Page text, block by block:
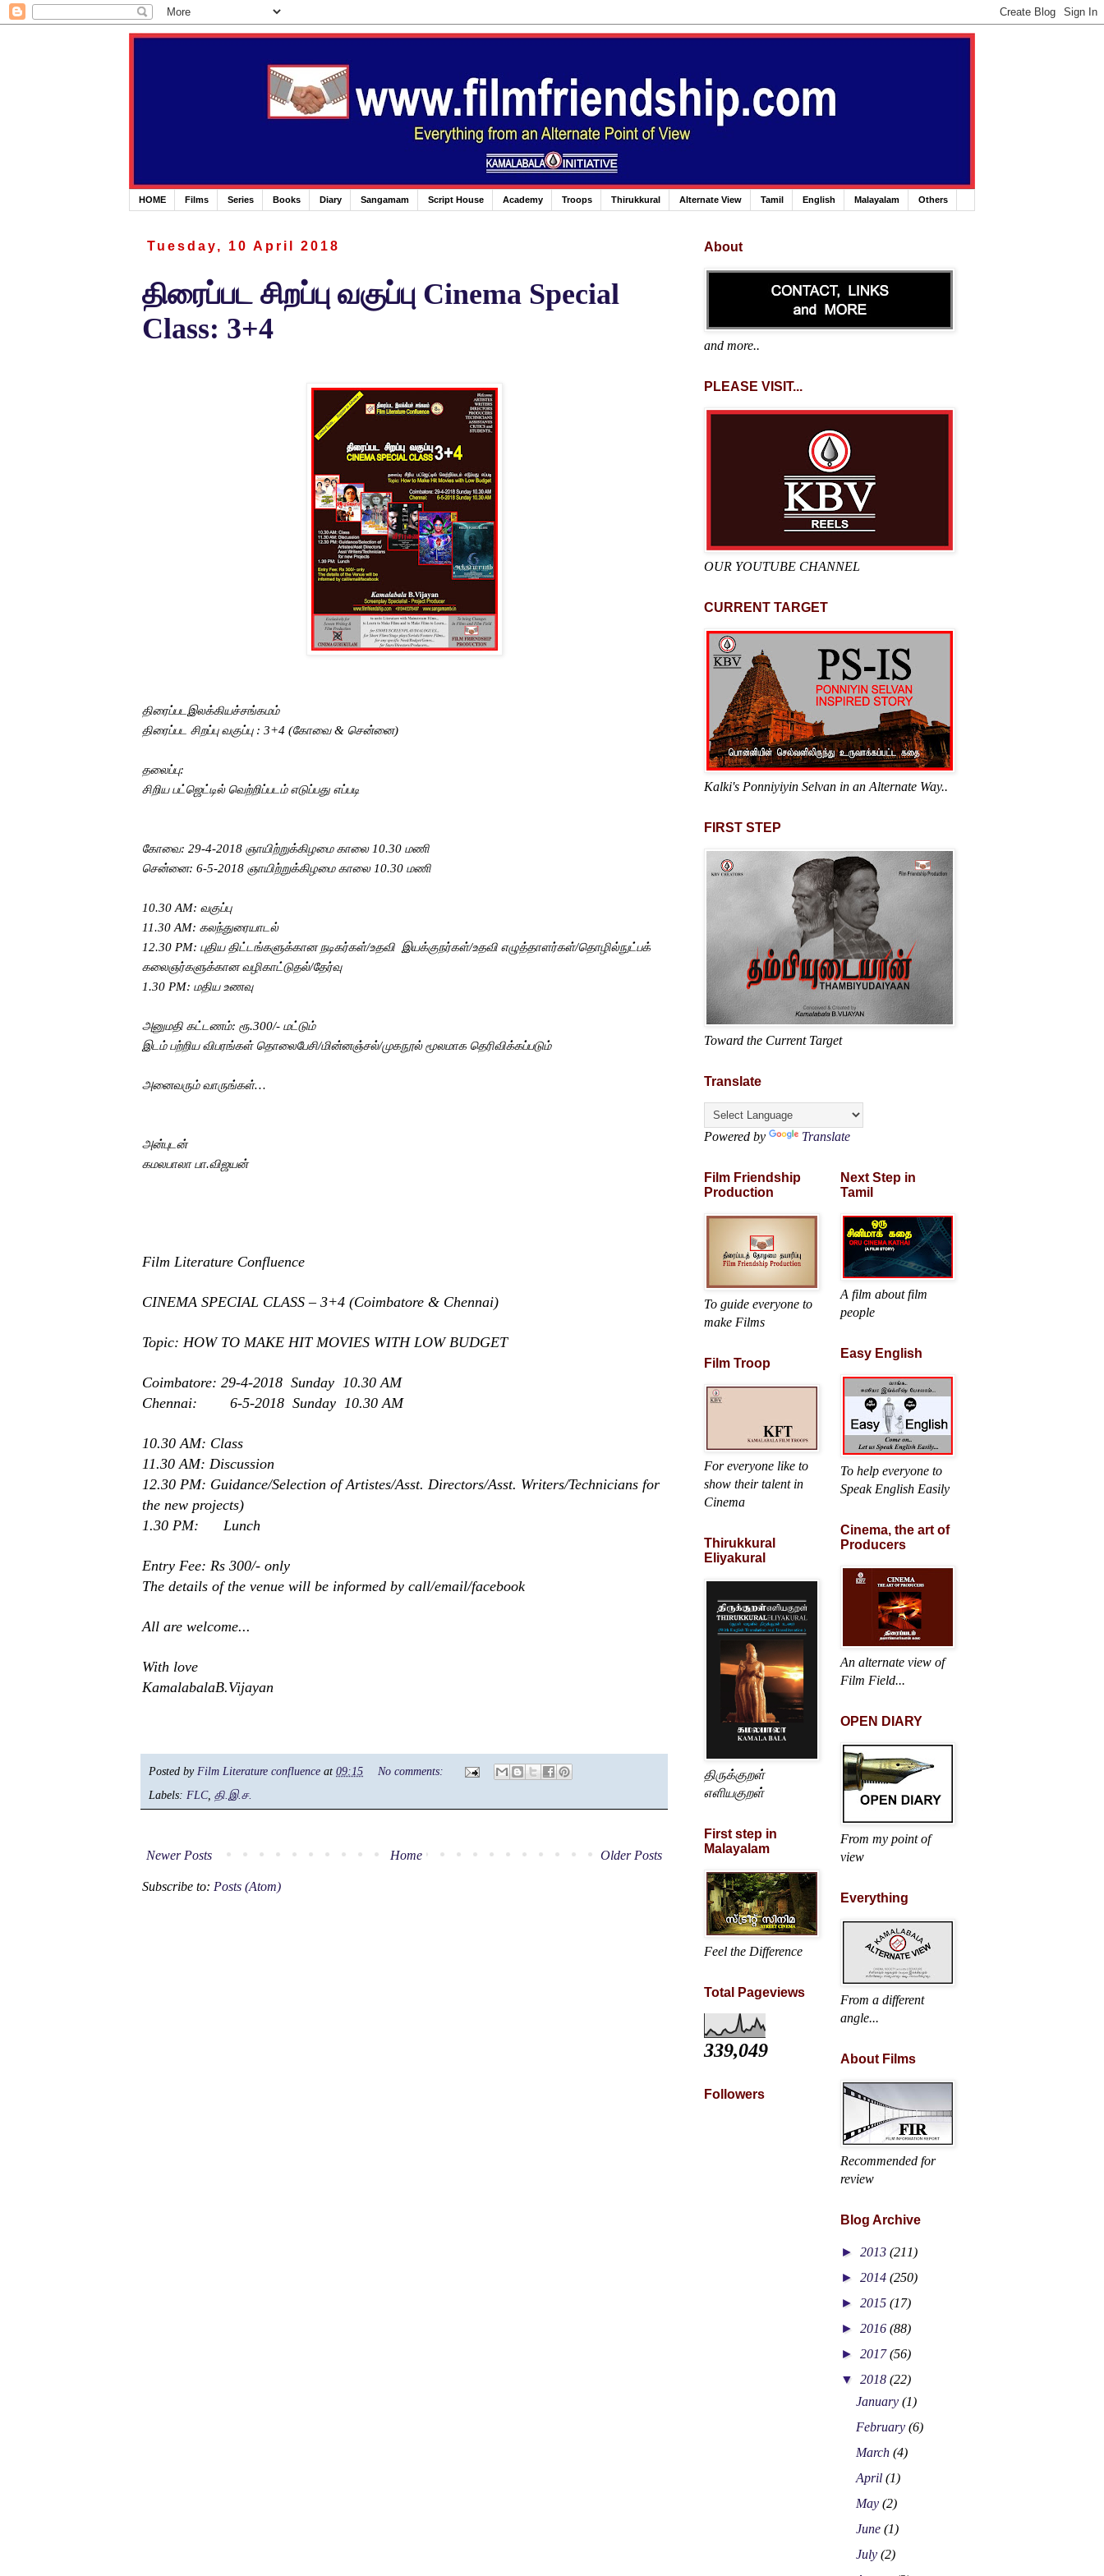
HOME Films Series Books Diary Sangamam Script House Academy Troops Thirukkural Alternate View Tamil English Malayalam Others
Tuesday, 10 April 2018
திரைப்பட சிறப்பு வகுப்பு Cinema Special
Class: 3+4
திரைப்படஇலக்கியச்சங்கமம்
திரைப்பட சிறப்பு வகுப்பு : 3+4 (கோவை & சென்னை)
தலைப்பு:
சிறிய பட்ஜெட்டில் வெற்றிப்படம் எடுப்பது எப்படி
கோவை: 29-4-2018 ஞாயிற்றுக்கிழமை காலை 10.30 மணி
சென்னை: 6-5-2018 ஞாயிற்றுக்கிழமை காலை 10.30 மணி
10.30 AM: வகுப்பு
11.30 AM: கலந்துரையாடல்
12.30 PM: புதிய திட்டங்களுக்கான நடிகர்கள்/உதவி இயக்குநர்கள்/உதவி எழுத்தாளர்கள்/தொழில்நுட்பக்
கலைஞர்களுக்கான வழிகாட்டுதல்/தேர்வு
1.30 PM: மதிய உணவு
அனுமதி கட்டணம்: ரூ.300/- மட்டும்
இடம் பற்றிய விபரங்கள் தொலைபேசி/மின்னஞ்சல்/முகநூல் மூலமாக தெரிவிக்கப்படும்
அனைவரும் வாருங்கள்…
அன்புடன்
கமலபாலா பா.விஜயன்
Film Literature Confluence
CINEMA SPECIAL CLASS – 3+4 (Coimbatore & Chennai)
Topic: HOW TO MAKE HIT MOVIES WITH LOW BUDGET
Coimbatore: 29-4-2018 Sunday 10.30 AM
Chennai: 6-5-2018 Sunday 10.30 AM
10.30 AM: Class
11.30 AM: Discussion
12.30 PM: Guidance/Selection of Artistes/Asst. Directors/Asst. Writers/Technicians for
the new projects)
1.30 PM:
Lunch
Entry Fee: Rs 300/- only
The details of the venue will be informed by call/email/facebook
All are welcome...
With love
KamalabalaB.Vijayan
Posted by Film Literature confluence at 09:15
No comments:
Labels: FLC, தி.இ.ச.
Newer Posts Older Posts
Home
Subscribe to: Posts (Atom)
About
and more..
PLEASE VISIT...
OUR YOUTUBE CHANNEL
CURRENT TARGET
Kalki's Ponniyiyin Selvan in an Alternate Way..
FIRST STEP
Toward the Current Target
Translate
Powered by Translate
Film Friendship
Production
To guide everyone to
make Films
Film Troop
For everyone like to
show their talent in
Cinema
Thirukkural
Eliyakural
திருக்குறள்
எளியகுறள்
First step in
Malayalam
Feel the Difference
Total Pageviews
339,049
Followers
Next Step in
Tamil
A film about film
people
Easy English
To help everyone to
Speak English Easily
Cinema, the art of
Producers
An alternate view of
Film Field...
OPEN DIARY
From my point of
view
Everything
From a different
angle...
About Films
Recommended for
review
Blog Archive
► 2013 (211)
► 2014 (250)
► 2015 (17)
► 2016 (88)
► 2017(56)
▼ 2018 (22)
January(1)
February(6)
March(4)
April(1)
May(2)
June(1)
July(2)